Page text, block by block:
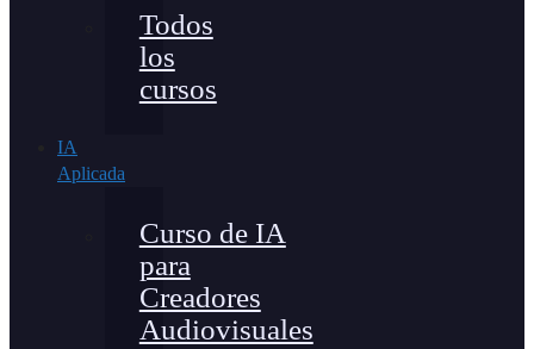
Todos
los
cursos
IA
Aplicada
Curso de IA
para
Creadores
Audiovisuales